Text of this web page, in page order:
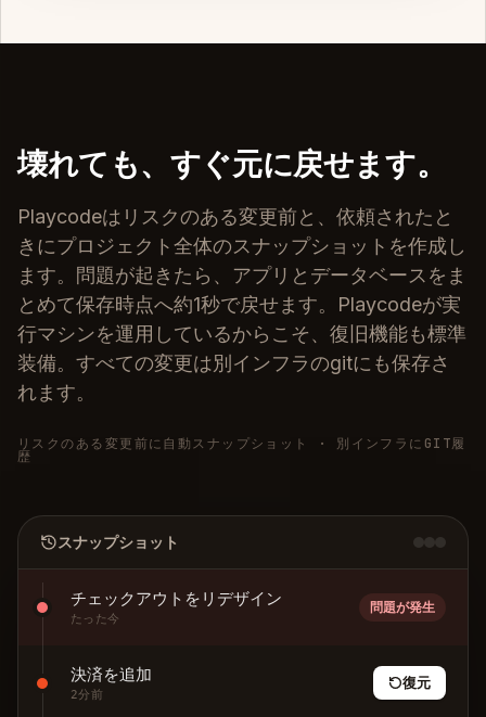
壊れても、すぐ元に戻せます。
Playcodeはリスクのある変更前と、依頼されたと
きにプロジェクト全体のスナップショットを作成し
ます。問題が起きたら、アプリとデータベースをま
とめて保存時点へ約1秒で戻せます。Playcodeが実
行マシンを運用しているからこそ、復旧機能も標準
装備。すべての変更は別インフラのgitにも保存さ
れます。
リスクのある変更前に自動スナップショット · 別インフラにGIT履
歴
スナップショット
チェックアウトをリデザイン
たった今
問題が発生
決済を追加
2分前
復元